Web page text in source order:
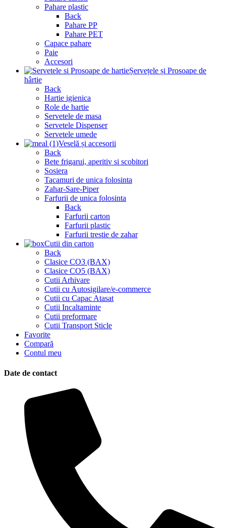
Pahare plastic
Back
Pahare PP
Pahare PET
Capace pahare
Paie
Accesori
Șervețele și Prosoape de
hârtie
Back
Hartie igienica
Role de hartie
Servetele de masa
Servetele Dispenser
Servetele umede
Veselă și accesorii
Back
Bete frigarui, aperitiv si scobitori
Sosiera
Tacamuri de unica folosinta
Zahar-Sare-Piper
Farfurii de unica folosinta
Back
Farfurii carton
Farfurii plastic
Farfurii trestie de zahar
Cutii din carton
Back
Clasice CO3 (BAX)
Clasice CO5 (BAX)
Cutii Arhivare
Cutii cu Autosigilare/e-commerce
Cutii cu Capac Atasat
Cutii Incaltaminte
Cutii preformare
Cutii Transport Sticle
Favorite
Compară
Contul meu
Date de contact